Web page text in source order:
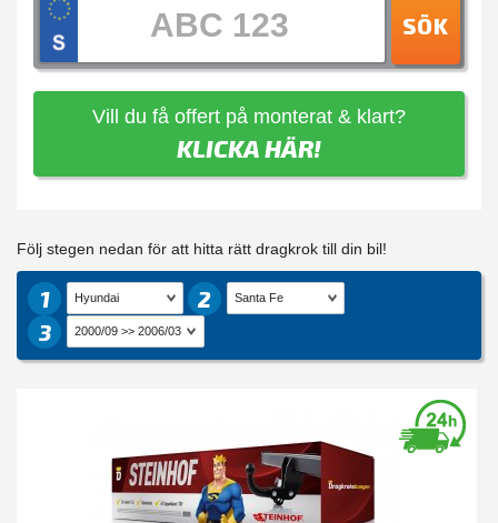
SÖK
Vill du få offert på monterat & klart?
KLICKA HÄR!
Följ stegen nedan för att hitta rätt dragkrok till din bil!
1
2
3